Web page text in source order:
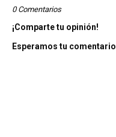
0 Comentarios
¡Comparte tu opinión!
Esperamos tu comentario